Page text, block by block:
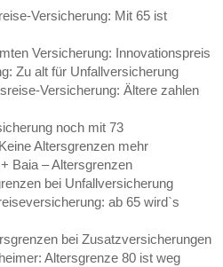
Versicherung: Mit 65 ist
Versicherung: Innovationspreis
Zu alt für Unfallversicherung
Versicherung: Ältere zahlen
noch mit 73
Altersgrenzen mehr
Baia – Altersgrenzen
bei Unfallversicherung
ab 65 wird`s
bei Zusatzversicherungen
Altersgrenze 80 ist weg